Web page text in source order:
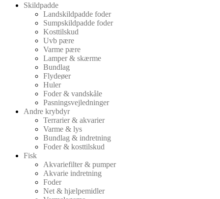
Skildpadde
Landskildpadde foder
Sumpskildpadde foder
Kosttilskud
Uvb pære
Varme pære
Lamper & skærme
Bundlag
Flydeøer
Huler
Foder & vandskåle
Pasningsvejledninger
Andre krybdyr
Terrarier & akvarier
Varme & lys
Bundlag & indretning
Foder & kosttilskud
Fisk
Akvariefilter & pumper
Akvarie indretning
Foder
Net & hjælpemidler